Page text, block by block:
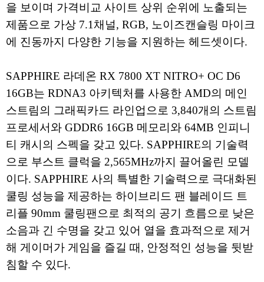
을 보이며 가격비교 사이트 상위 순위에 노출되는
제품으로 가상 7.1채널, RGB, 노이즈캔슬링 마이크
에 진동까지 다양한 기능을 지원하는 헤드셋이다.
SAPPHIRE 라데온 RX 7800 XT NITRO+ OC D6
16GB는 RDNA3 아키텍처를 사용한 AMD의 메인
스트림의 그래픽카드 라인업으로 3,840개의 스트림
프로세서와 GDDR6 16GB 메모리와 64MB 인피니
티 캐시의 스펙을 갖고 있다. SAPPHIRE의 기술력
으로 부스트 클럭을 2,565MHz까지 끌어올린 모델
이다. SAPPHIRE 사의 특별한 기술력으로 극대화된
쿨링 성능을 제공하는 하이브리드 팬 블레이드 트
리플 90mm 쿨링팬으로 최적의 공기 흐름으로 낮은
소음과 긴 수명을 갖고 있어 열을 효과적으로 제거
해 게이머가 게임을 즐길 때, 안정적인 성능을 뒷받
침할 수 있다.